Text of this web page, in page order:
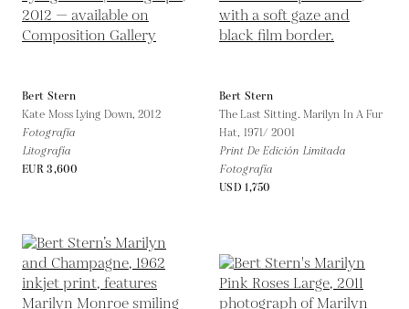
Bert Stern
Kate Moss Lying Down,2012
Fotografía
Litografía
EUR 3,600
Bert Stern
The Last Sitting. Marilyn In A Fur
Hat, 1971/ 2001
Print De Edición Limitada
Fotografía
USD 1,750